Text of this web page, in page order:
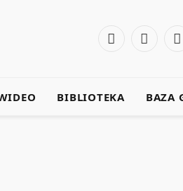
Facebook
X
BIBLIOTEKA BAZA